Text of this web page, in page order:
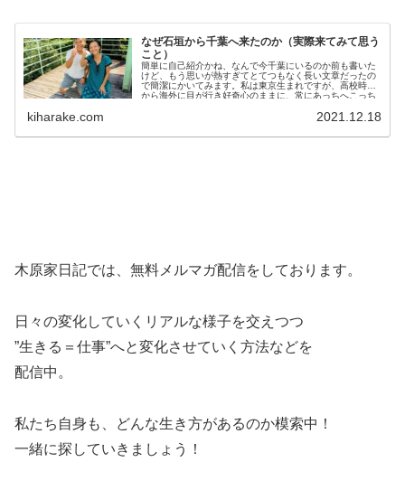
なぜ石垣から千葉へ来たのか（実際来てみて思う
こと）
簡単に自己紹介かね、なんで今千葉にいるのか前も書いた
けど、もう思いが熱すぎてとてつもなく長い文章だったの
で簡潔にかいてみます。私は東京生まれですが、高校時代
から海外に目が行き好奇心のままに、常にあっちへこっち
kiharake.com 2021.12.18
木原家日記では、無料メルマガ配信をしております。
日々の変化していくリアルな様子を交えつつ
”生きる＝仕事”へと変化させていく方法などを
配信中。
私たち自身も、どんな生き方があるのか模索中！
一緒に探していきましょう！